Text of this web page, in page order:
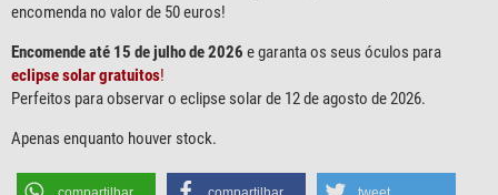
encomenda no valor de 50 euros!
Encomende até 15 de julho de 2026 e garanta os seus óculos para
eclipse solar gratuitos!
Perfeitos para observar o eclipse solar de 12 de agosto de 2026.
Apenas enquanto houver stock.